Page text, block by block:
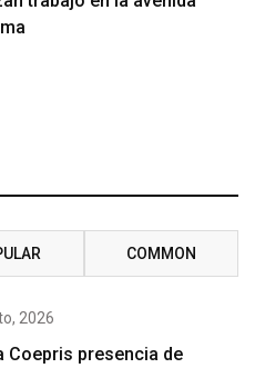
COMMON
2026
Coepris presencia de